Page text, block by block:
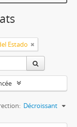
Estado
Décroissant